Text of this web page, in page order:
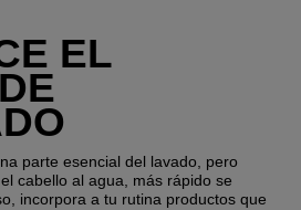
EL
parte esencial del lavado, pero
cabello al agua, más rápido se
incorpora a tu rutina productos que